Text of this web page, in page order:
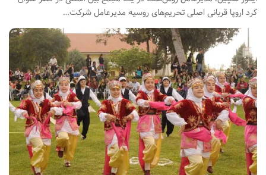
کرد اروپا قربانی اصلی تحریم‌های روسیه مدیرعامل شرکت…